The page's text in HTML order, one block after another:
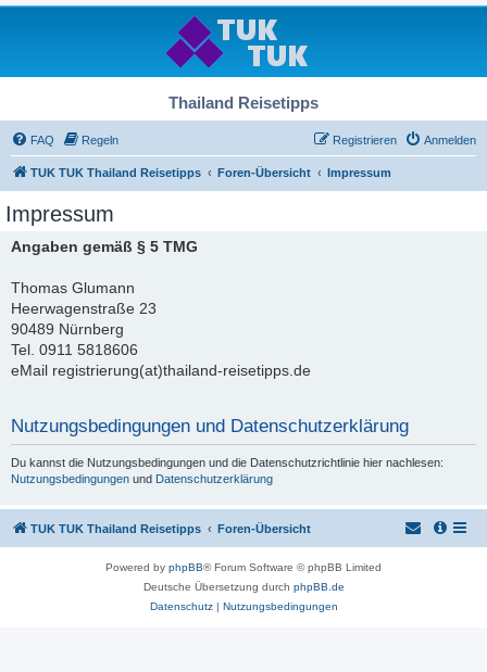
Thailand Reisetipps
FAQ Regeln Anmelden
Registrieren
TUK TUK Thailand Reisetipps Foren-Übersicht Impressum
Impressum
Angaben gemäß § 5 TMG
Thomas Glumann
Heerwagenstraße 23
90489 Nürnberg
Tel. 0911 5818606
eMail registrierung(at)thailand-reisetipps.de
Nutzungsbedingungen und Datenschutzerklärung
Du kannst die Nutzungsbedingungen und die Datenschutzrichtlinie hier nachlesen:
Nutzungsbedingungen und Datenschutzerklärung
TUK TUK Thailand Reisetipps Foren-Übersicht
Powered by phpBB® Forum Software © phpBB Limited
Deutsche Übersetzung durch phpBB.de
Datenschutz| Nutzungsbedingungen